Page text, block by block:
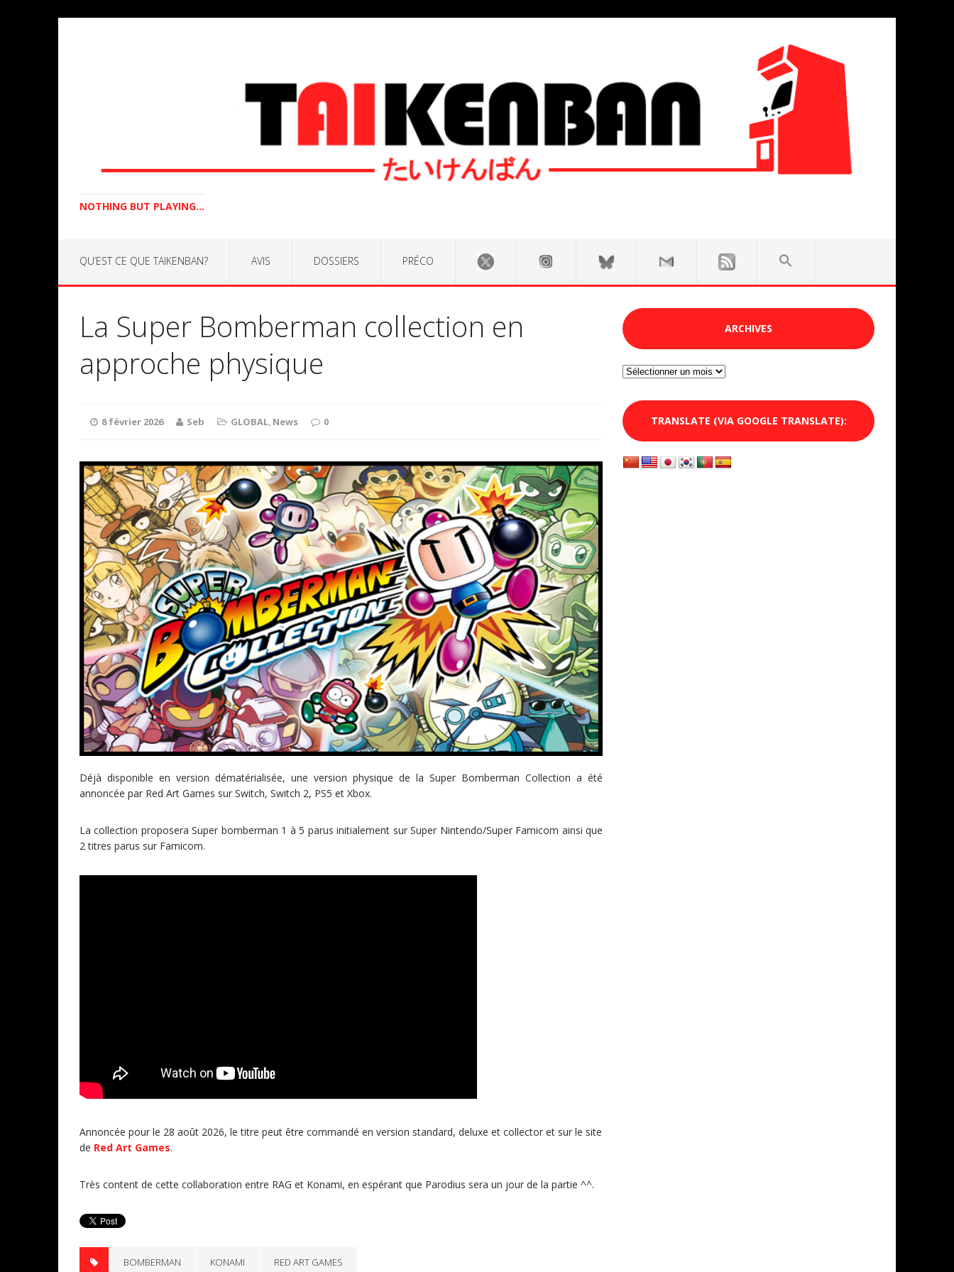
NOTHING BUT PLAYING...
QU’EST CE QUE TAIKENBAN? AVIS DOSSIERS PRÉCO
La Super Bomberman collection en
approche physique
8 février 2026 Seb GLOBAL, News 0
Déjà disponible en version dématérialisée, une version physique de la Super Bomberman Collection a été
annoncée par Red Art Games sur Switch, Switch 2, PS5 et Xbox.
La collection proposera Super bomberman 1 à 5 parus initialement sur Super Nintendo/Super Famicom ainsi que
2 titres parus sur Famicom.
Annoncée pour le 28 août 2026, le titre peut être commandé en version standard, deluxe et collector et sur le site
de Red Art Games.
Très content de cette collaboration entre RAG et Konami, en espérant que Parodius sera un jour de la partie ^^.
BOMBERMAN KONAMI RED ART GAMES
ARCHIVES
Archives
TRANSLATE (VIA GOOGLE TRANSLATE):